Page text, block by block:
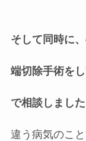
そして同時に
端切除手術を
で相談しました
違う病気のこ